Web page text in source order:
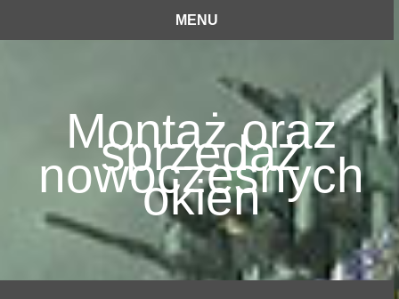
MENU
Montaż oraz
sprzedaż
nowoczesnych
okien